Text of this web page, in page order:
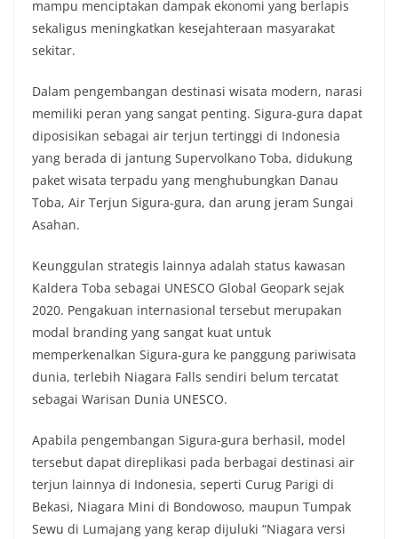
mampu menciptakan dampak ekonomi yang berlapis
sekaligus meningkatkan kesejahteraan masyarakat
sekitar.
Dalam pengembangan destinasi wisata modern, narasi
memiliki peran yang sangat penting. Sigura-gura dapat
diposisikan sebagai air terjun tertinggi di Indonesia
yang berada di jantung Supervolkano Toba, didukung
paket wisata terpadu yang menghubungkan Danau
Toba, Air Terjun Sigura-gura, dan arung jeram Sungai
Asahan.
Keunggulan strategis lainnya adalah status kawasan
Kaldera Toba sebagai UNESCO Global Geopark sejak
2020. Pengakuan internasional tersebut merupakan
modal branding yang sangat kuat untuk
memperkenalkan Sigura-gura ke panggung pariwisata
dunia, terlebih Niagara Falls sendiri belum tercatat
sebagai Warisan Dunia UNESCO.
Apabila pengembangan Sigura-gura berhasil, model
tersebut dapat direplikasi pada berbagai destinasi air
terjun lainnya di Indonesia, seperti Curug Parigi di
Bekasi, Niagara Mini di Bondowoso, maupun Tumpak
Sewu di Lumajang yang kerap dijuluki “Niagara versi